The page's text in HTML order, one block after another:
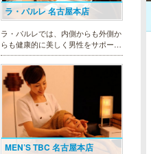
ラ・パルレ 名古屋本店
ラ・パルレでは、内側からも外側か
らも健康的に美しく男性をサポー
ト。脱メタボリックやダイエット、
マッチョコースやにきび内外コー
ス、アロマトリートメント等多彩な
メニューをご用意。お得な体験コー
スも多数！
MEN’S TBC 名古屋本店